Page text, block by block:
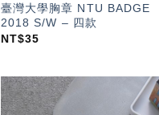
臺灣大學胸章 NTU BADGE
2018 S/W – 四款
NT$35